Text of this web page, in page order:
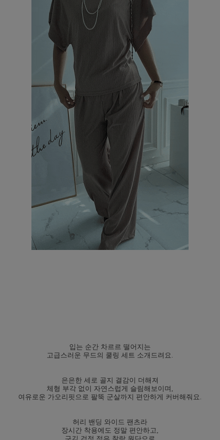
입는 순간 차르르 떨어지는
고급스러운 무드의 쿨링 세트 소개드려요.
은은한 세로 골지 결감이 더해져
체형 부각 없이 자연스럽게 슬림해보이며,
여유로운 가오리핏으로 팔뚝 군살까지 편안하게 커버해줘요.
허리 밴딩 와이드 팬츠라
장시간 착용에도 정말 편안하고,